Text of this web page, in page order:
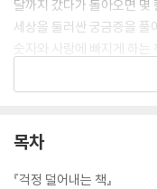
달까지 갔다가 돌아오면 몇
세상을 둘러싼 궁금증을 풀
숫자와 사랑에 빠지게 하는
[도서] 조금만 기다려 : 기
기다림의 가치를 한 편의 동
목차
『걱정 덜어내는 책』